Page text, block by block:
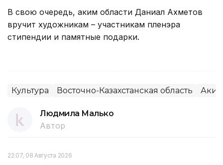
В свою очередь, аким области Даниал Ахметов
вручит художникам – участникам пленэра
стипендии и памятные подарки.
Культура Восточно-Казахстанская область
Людмила Малько
Автор
22:07, 08 Августа 2026